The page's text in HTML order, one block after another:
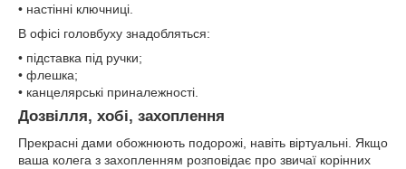
• настінні ключниці.
В офісі головбуху знадобляться:
• підставка під ручки;
• флешка;
• канцелярські приналежності.
Дозвілля, хобі, захоплення
Прекрасні дами обожнюють подорожі, навіть віртуальні. Якщо
ваша колега з захопленням розповідає про звичаї корінних